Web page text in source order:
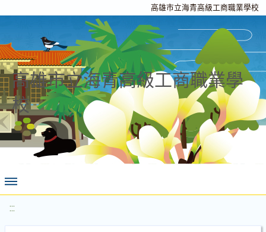
高雄市立海青高級工商職業學校
高雄市立海青高級工商職業學
校
:::